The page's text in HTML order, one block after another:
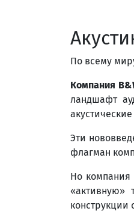
По всему
Компания
ландшафт
Эти
флагман
Но компания
«активную»
конструкции